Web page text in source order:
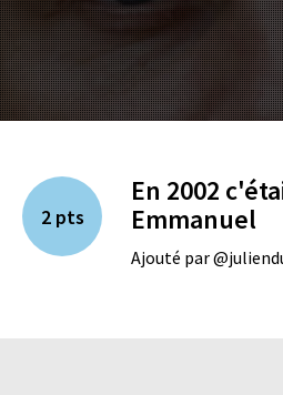
2 pts
En 2002
Emmanuel
Ajouté par